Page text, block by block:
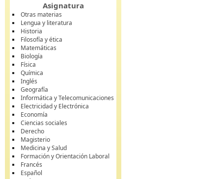
Asignatura
Otras materias
Lengua y literatura
Historia
Filosofía y ética
Matemáticas
Biología
Física
Química
Inglés
Geografía
Informática y Telecomunicaciones
Electricidad y Electrónica
Economía
Ciencias sociales
Derecho
Magisterio
Medicina y Salud
Formación y Orientación Laboral
Francés
Español